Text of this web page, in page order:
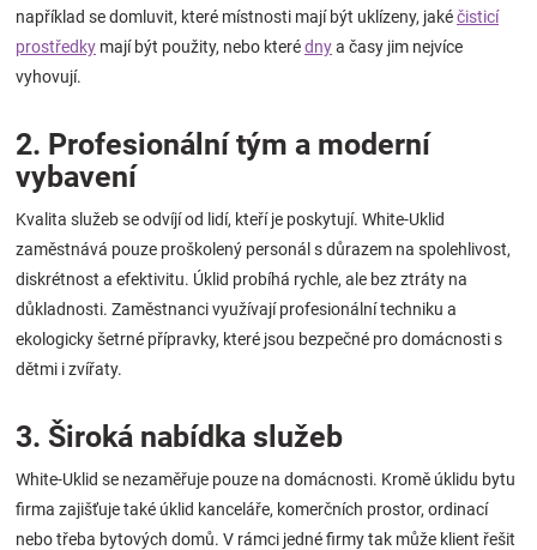
Blog
Hračkářství
Přihlášení
například se domluvit, které místnosti mají být uklízeny, jakéčisticí
prostředky mají být použity, nebo kterédnya časy jim nejvíce
vyhovují.
2. Profesionální tým a moderní
vybavení
Kvalita služeb se odvíjí od lidí, kteří je poskytují. White-Uklid
zaměstnává pouze proškolený personál s důrazem na spolehlivost,
diskrétnost a efektivitu. Úklid probíhá rychle, ale bez ztráty na
důkladnosti. Zaměstnanci využívají profesionální techniku a
ekologicky šetrné přípravky, které jsou bezpečné pro domácnosti s
dětmi i zvířaty.
3. Široká nabídka služeb
White-Uklid se nezaměřuje pouze na domácnosti. Kromě úklidu bytu
firma zajišťuje také úklid kanceláře, komerčních prostor, ordinací
nebo třeba bytových domů. V rámci jedné firmy tak může klient řešit